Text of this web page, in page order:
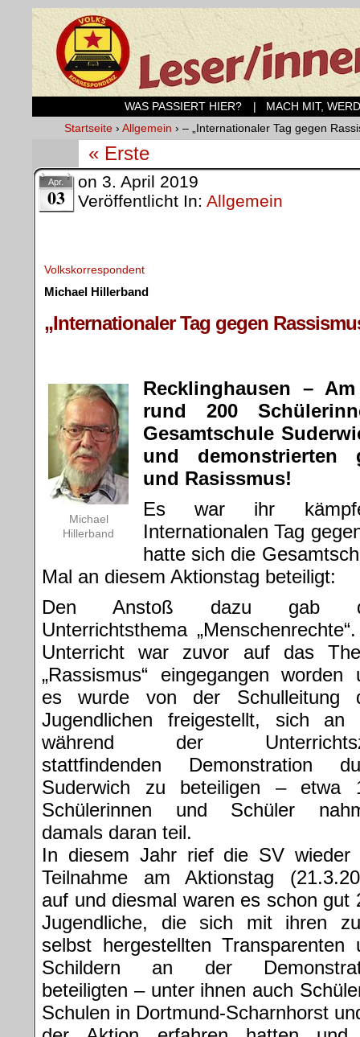
WAS PASSIERT HIER?
| MACH MIT,
Startseite › Allgemein › – „Internationaler Tag gegen
« Erste
Apr.
03
on 3. April 2019
Veröffentlicht In: Allgemein
Volkskorrespondent
Michael Hillerband
„Internationaler Tag gegen
Michael
Hillerband
Recklinghausen –
rund 200
Gesamtschule
und demonstrierten
und Rasissmus!
Es war ihr
Internationalen Tag
hatte sich die
Mal an diesem Aktionstag beteiligt:
Den Anstoß dazu gab
Unterrichtsthema
Unterricht war zuvor auf das
„Rassismus“ eingegangen worden
es wurde von der Schulleitung
Jugendlichen freigestellt, sich an
während der
stattfindenden Demonstration
Suderwich zu beteiligen – etwa
Schülerinnen und Schüler
damals daran teil.
In diesem Jahr rief die SV wieder
Teilnahme am Aktionstag
auf und diesmal waren es schon gut
Jugendliche, die sich mit ihren
selbst hergestellten Transparenten
Schildern an der
beteiligten – unter ihnen auch
Schulen in Dortmund-Scharnhorst